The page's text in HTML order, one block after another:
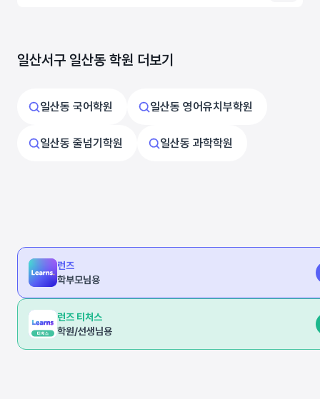
일산서구 일산동 학원 더보기
일산동 국어학원 일산동 영어유치부학원
일산동 줄넘기학원 일산동 과학학원
런즈
학부모님용
런즈 티처스
학원/선생님용